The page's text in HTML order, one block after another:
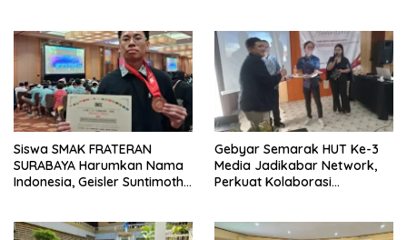
Siswa SMAK FRATERAN
SURABAYA Harumkan Nama
Indonesia, Geisler Suntimothy
Gebyar Semarak HUT Ke-3
Media Jadikabar Network,
Perkuat Kolaborasi
Pariwisata Kota Malang